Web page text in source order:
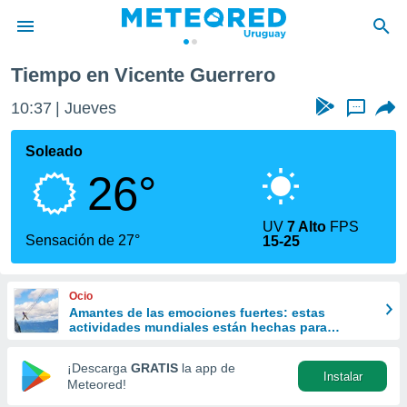
de
ha
calidad.
a este
las
y
forma
digital
basada
Tiempo en Vicente Guerrero
10:37 Jueves ...
Soleado
26°
Sensación de 27°
UV7 Alto FPS
15-25
Ocio
Amantes de las emociones fuertes: estas
actividades mundiales están hechas para
¡Descarga GRATIS la app de
Meteored!
Instalar